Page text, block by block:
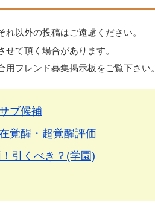
以外の投稿はご遠慮ください。
て頂く場合があります。
フレンド募集掲示板をご覧下さい。
ブ候補
覚醒・超覚醒評価
引くべき？(学園)